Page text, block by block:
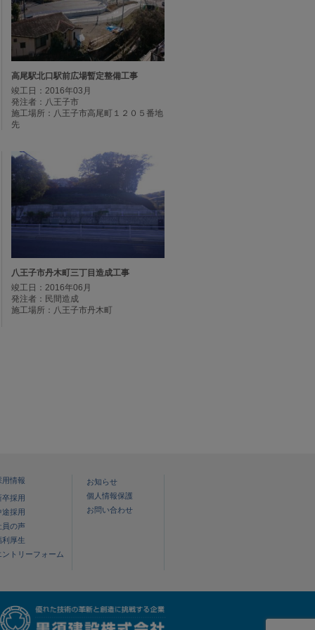
高尾駅北口駅前広場暫定整備工事
竣工日：2016年03月
発注者：八王子市
施工場所：八王子市高尾町１２０５番地
先
八王子市丹木町三丁目造成工事
竣工日：2016年06月
発注者：民間造成
施工場所：八王子市丹木町
用情報
卒採用
途採用
員の声
利厚生
ントリーフォーム
お知らせ
個人情報保護
お問い合わせ